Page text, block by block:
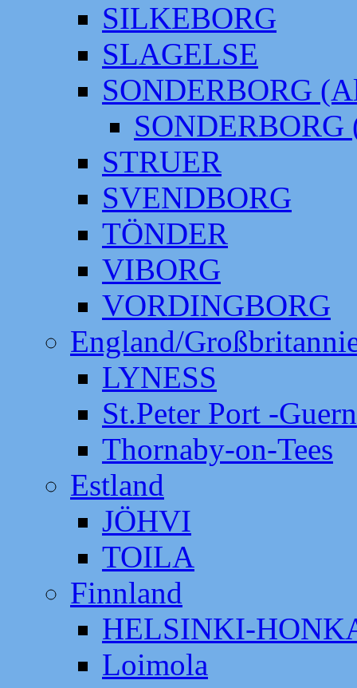
SILKEBORG
SLAGELSE
SONDERBORG
SONDERBORG
STRUER
SVENDBORG
TÖNDER
VIBORG
VORDINGBORG
England/
LYNESS
St.Peter Port -
Thornaby-on-Tees
Estland
JÖHVI
TOILA
Finnland
HELSINKI-
Loimola